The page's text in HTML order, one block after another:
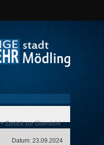
< Zurück zur Übersicht
Datum: 23.09.2024